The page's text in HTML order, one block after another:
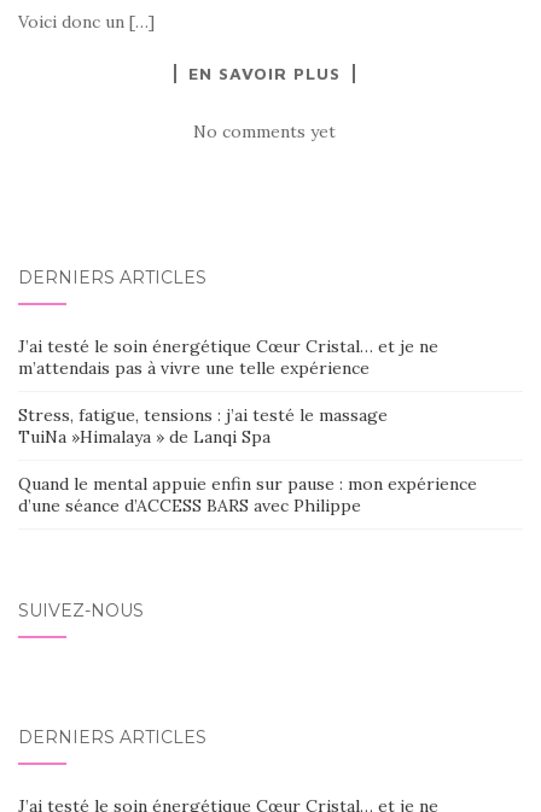
Voici donc un […]
EN SAVOIR PLUS
No comments yet
DERNIERS ARTICLES
J’ai testé le soin énergétique Cœur Cristal… et je ne
m’attendais pas à vivre une telle expérience
Stress, fatigue, tensions : j’ai testé le massage
TuiNa »Himalaya » de Lanqi Spa
Quand le mental appuie enfin sur pause : mon expérience
d’une séance d’ACCESS BARS avec Philippe
SUIVEZ-NOUS
DERNIERS ARTICLES
J’ai testé le soin énergétique Cœur Cristal… et je ne